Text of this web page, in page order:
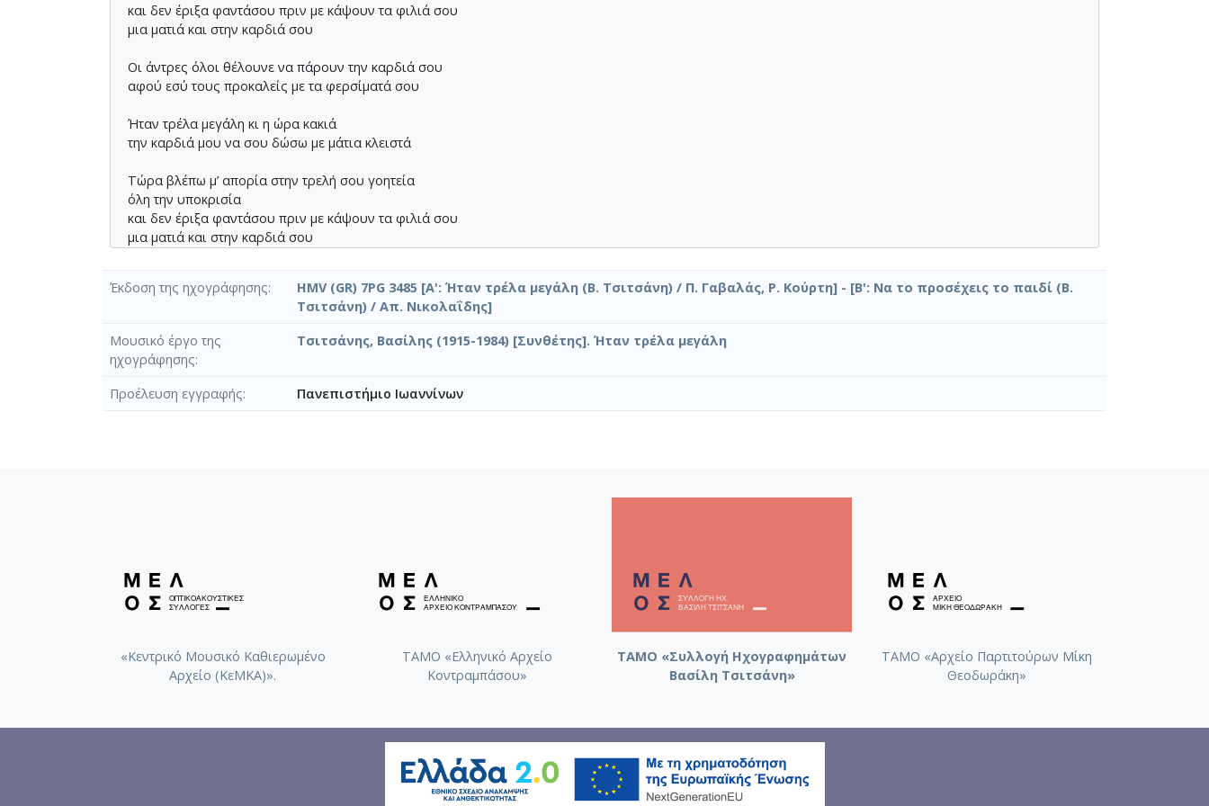
και δεν έριξα φαντάσου πριν µε κάψουν τα φιλιά σου
µια µατιά και στην καρδιά σου
Οι άντρες όλοι θέλουνε να πάρουν την καρδιά σου
αφού εσύ τους προκαλείς µε τα φερσίµατά σου
Ήταν τρέλα µεγάλη κι η ώρα κακιά
την καρδιά µου να σου δώσω µε µάτια κλειστά
Τώρα βλέπω µ’ απορία στην τρελή σου γοητεία
όλη την υποκρισία
και δεν έριξα φαντάσου πριν µε κάψουν τα φιλιά σου
µια µατιά και στην καρδιά σου
δεν µ’ ακούς ούτε θέλεις να βάλεις µυαλό
Τώρα βλέπω µ’ απορία στην τρελή σου γοητεία
όλη την υποκρισία
και δεν έριξα φαντάσου πριν µε κάψουν τα φιλιά σου
µια µατιά και στην καρδιά σου
και δεν έριξα φαντάσου πριν µε κάψουν τα φιλιά σου
µια µατιά και στην καρδιά σου
Έκδοση της ηχογράφησης
HMV (GR) 7PG 3485 [Α': Ήταν τρέλα μεγάλη (Β. Τσιτσάνη) / Π. Γαβαλάς, Ρ. Κούρτη] - [Β': Να το προσέχεις το παιδί (Β.
Τσιτσάνη) / Απ. Νικολαΐδης]
Μουσικό έργο της
ηχογράφησης
Τσιτσάνης, Βασίλης (1915-1984) [Συνθέτης]. Ήταν τρέλα μεγάλη
Προέλευση εγγραφής Πανεπιστήμιο Ιωαννίνων
«Κεντρικό Μουσικό Καθιερωμένο
Αρχείο (ΚεΜΚΑ)».
ΤΑΜΟ «Ελληνικό Αρχείο
Κοντραμπάσου»
ΤΑΜΟ «Συλλογή Ηχογραφημάτων
Βασίλη Τσιτσάνη»
ΤΑΜΟ «Αρχείο Παρτιτούρων Μίκη
Θεοδωράκη»